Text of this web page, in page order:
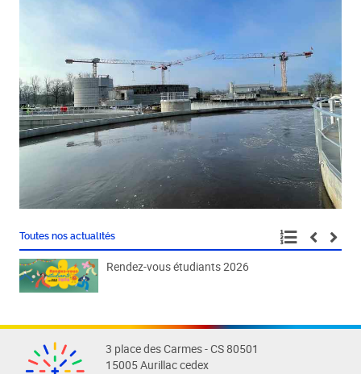
Toutes nos actualités
Rendez-vous étudiants 2026
3 place des Carmes - CS 80501
15005 Aurillac cedex